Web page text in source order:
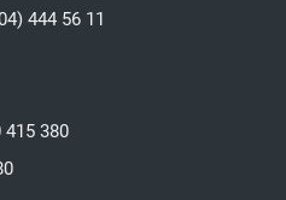
444 56 11
380